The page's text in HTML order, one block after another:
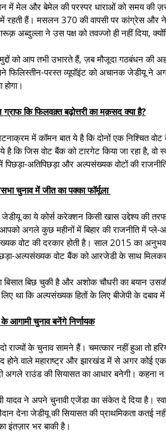
में मेल और बेमेल की परस्पर धाराओं को समय की
रहती हैं। मसलन 370 की वापसी पर कांग्रेस
अब्दुल्ला ने उस पक्ष को तवज्जो ही नहीं दिया,
को आप तभी उभारते हैं, ज़ब मौजूदा गठबंधन की
फिलिस्तीन-परस्त व्यूपॉइंट को अचानक जेडीयू ने
होगा।
कि फिलवक़्त बढ़ोत्तरी का मक़सद क्या है?
में कॉमन बात ये है कि दोनों एक निश्चित
है कि जिस वोट बैंक को टारगेट किया जा रहा है,
में पिछड़ा-अतिपिछड़ा और अल्पसंख्यक वोटों की
चुनाव में जीत का पक्का फॉर्मूला
जेडीयू का ये कोर्स करेक्शन किसी खास उद्देश्य की
अगले कुछ महीनों में बिहार की राजनीति में
वोट की दरकार होती है। साल 2015 का
अल्पसंख्यक वोट बैंक को आरजेडी के साथ मिलकर
बिसात बिछ चुकी है और अशोक चौधरी का बयान
था कि अल्पसंख्यक हितों के लिए बीजेपी के दबाव में
के आगामी चुनाव बनेंगे निर्णायक
राज्यों के चुनाव सामने हैं। चमत्कार नहीं हुआ तो
होने वाले महाराष्ट्र और झारखंड में से अगर कोई
अगले राउंड की सियासत का आधार बनेगी। कहना न
यादव ने अपने चुनावी एजेंडा का संकेत दे दिया है।
देना जेडीयू की सियासत की प्राथमिकता कतई
इंतज़ार भर बाकी है।